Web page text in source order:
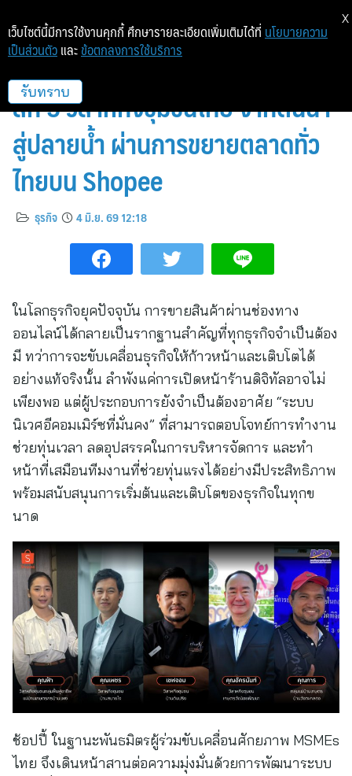
ปั้นพื้นที่เริ่มต้นธุรกิจออนไลน์ เจาะ
ลึก 5 วิสาหกิจชุมชนไทย จากต้นน้ำ
สู่ปลายน้ำ ผ่านการขยายตลาดทั่ว
ไทยบน Shopee
ธุรกิจ 4 มิ.ย. 69 12:18
ในโลกธุรกิจยุคปัจจุบัน การขายสินค้าผ่านช่องทาง
ออนไลน์ได้กลายเป็นรากฐานสำคัญที่ทุกธุรกิจจำเป็นต้อง
มี ทว่าการจะขับเคลื่อนธุรกิจให้ก้าวหน้าและเติบโตได้
อย่างแท้จริงนั้น ลำพังแค่การเปิดหน้าร้านดิจิทัลอาจไม่
เพียงพอ แต่ผู้ประกอบการยังจำเป็นต้องอาศัย “ระบบ
นิเวศอีคอมเมิร์ซที่มั่นคง” ที่สามารถตอบโจทย์การทำงาน
ช่วยทุ่นเวลา ลดอุปสรรคในการบริหารจัดการ และทำ
หน้าที่เสมือนทีมงานที่ช่วยทุ่นแรงได้อย่างมีประสิทธิภาพ
พร้อมสนับสนุนการเริ่มต้นและเติบโตของธุรกิจในทุกข
นาด
ช้อปปี้ ในฐานะพันธมิตรผู้ร่วมขับเคลื่อนศักยภาพ MSMEs
ไทย จึงเดินหน้าสานต่อความมุ่งมั่นด้วยการพัฒนาระบบ
เว็บไซต์นี้มีการใช้งานคุกกี้ ศึกษารายละเอียดเพิ่มเติมได้ที่ นโยบายความ
เป็นส่วนตัว และ ข้อตกลงการใช้บริการ
รับทราบ
X